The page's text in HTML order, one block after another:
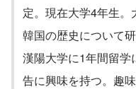
定。現在大学4年生。
韓国の歴史について
漢陽大学に1年間留
告に興味を持つ。趣